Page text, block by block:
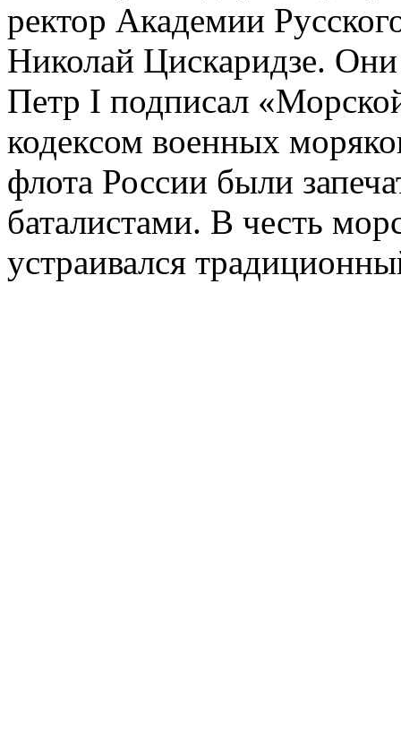
ректор Академии
Николай Цискаридзе.
Петр I подписал
кодексом военных
флота России были
баталистами. В честь
устраивался